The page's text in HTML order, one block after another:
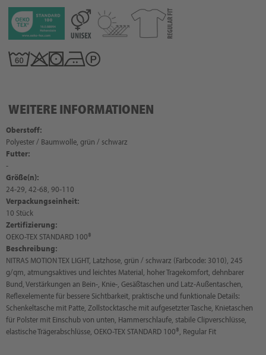
WEITERE INFORMATIONEN
Oberstoff:
Polyester / Baumwolle, grün / schwarz
Futter:
-
Größe(n):
24-29, 42-68, 90-110
Verpackungseinheit:
10 Stück
Zertifizierung:
OEKO-TEX STANDARD 100®
Beschreibung:
NITRAS MOTION TEX LIGHT, Latzhose, grün / schwarz (Farbcode: 3010), 245
g/qm, atmungsaktives und leichtes Material, hoher Tragekomfort, dehnbarer
Bund, Verstärkungen an Bein-, Knie-, Gesäßtaschen und Latz-Außentaschen,
Reflexelemente für bessere Sichtbarkeit, praktische und funktionale Details:
Schenkeltasche mit Patte, Zollstocktasche mit aufgesetzter Tasche, Knietaschen
für Polster mit Einschub von unten, Hammerschlaufe, stabile Clipverschlüsse,
elastische Trägerabschlüsse, OEKO-TEX STANDARD 100®, Regular Fit